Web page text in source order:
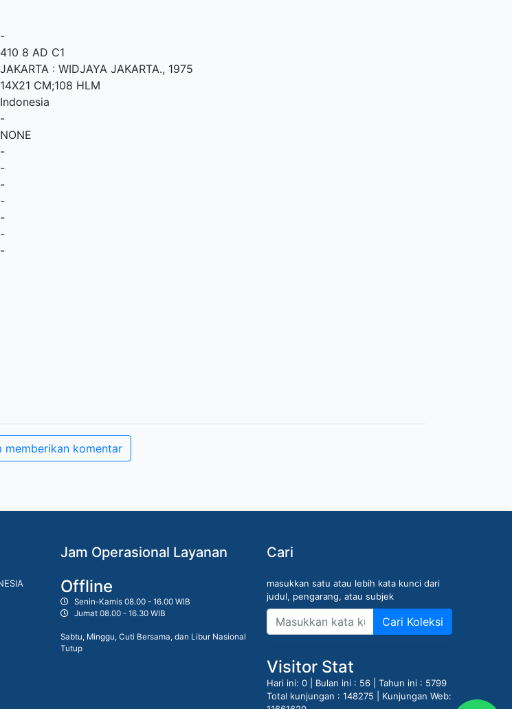
-
410 8 AD C1
JAKARTA: WIDJAYA JAKARTA., 1975
14X21 CM;108 HLM
Indonesia
-
NONE
-
-
-
-
-
-
-
memberikan komentar
Jam Operasional Layanan
Offline
Senin-Kamis 08.00 - 16.00 WIB
Jumat 08.00 - 16.30 WIB
Sabtu, Minggu, Cuti Bersama, dan Libur Nasional
Tutup
Cari
masukkan satu atau lebih kata kunci dari
judul, pengarang, atau subjek
Cari Koleksi
Visitor Stat
Hari ini: 0 | Bulan ini : 56 | Tahun ini : 5799
Total kunjungan : 148275 | Kunjungan Web: